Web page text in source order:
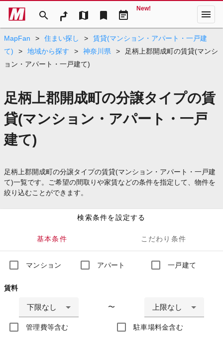
search map bookmark event_note
New! menu
MapFan > 住まい探し >
賃貸(マンション・アパート・一戸建
て)
> 地域から探す > 神奈川県 >
足柄上郡開成町の賃貸(マンシ
ョン・アパート・一戸建て)
足柄上郡開成町の分譲タイプの賃
貸(マンション・アパート・一戸
建て)
足柄上郡開成町の分譲タイプの賃貸(マンション・アパート・一戸建
て)一覧です。ご希望の間取りや家賃などの条件を指定して、物件を
絞り込むことができます。
検索条件を設定する
基本条件 こだわり条件
マンション アパート 一戸建て
賃料
下限なし 〜 上限なし
管理費等含む 駐車場料金含む